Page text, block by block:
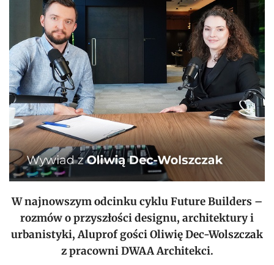
W najnowszym odcinku cyklu Future Builders –
rozmów o przyszłości designu, architektury i
urbanistyki, Aluprof gości Oliwię Dec-Wolszczak
z pracowni DWAA Architekci.